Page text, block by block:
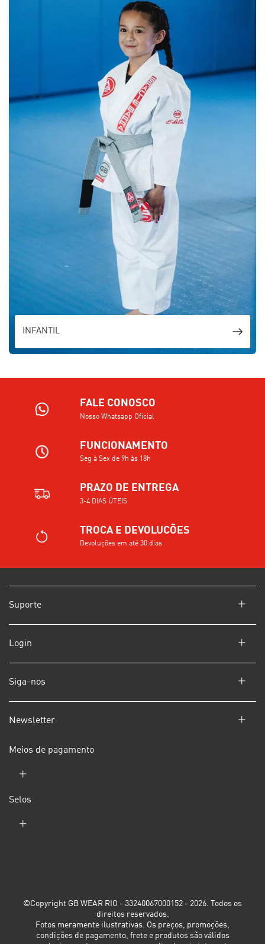
INFANTIL
FALE CONOSCO
Nosso Whatsapp Oficial
FUNCIONAMENTO
Seg à Sex de 9h às 18h
PRAZO DE ENTREGA
3-4 DIAS ÚTEIS
TROCA E DEVOLUCÕES
Devoluções em até 30 dias
Suporte
Login
Siga-nos
Newsletter
Meios de pagamento
Selos
©Copyright GB WEAR RIO - 33240067000152 - 2026. Todos os
direitos reservados.
Fotos meramente ilustrativas. Os preços, promoções,
condições de pagamento, frete e produtos são válidos